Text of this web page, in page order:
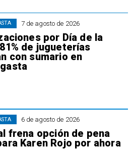
7 de agosto de 2026
por Día de la
de jugueterías
con sumario en
6 de agosto de 2026
frena opción de pena
Karen Rojo por ahora